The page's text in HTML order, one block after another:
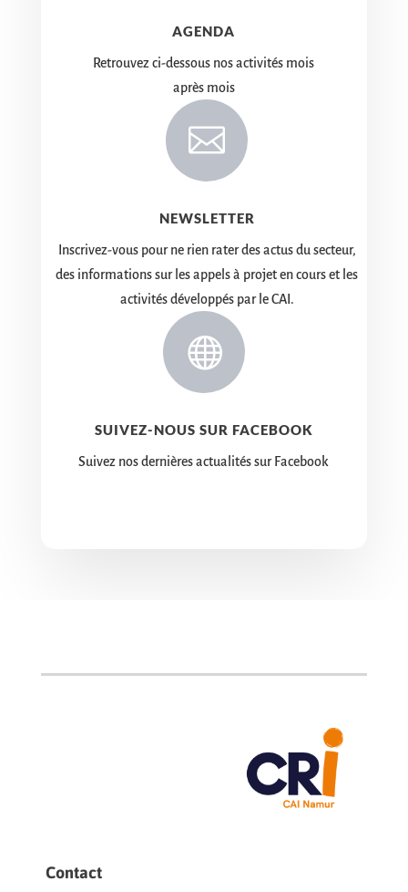
AGENDA
Retrouvez ci-dessous nos activités mois
après mois

NEWSLETTER
Inscrivez-vous pour ne rien rater des actus du secteur,
des informations sur les appels à projet en cours et les
activités développés par le CAI.

SUIVEZ-NOUS SUR FACEBOOK
Suivez nos dernières actualités sur Facebook
Contact